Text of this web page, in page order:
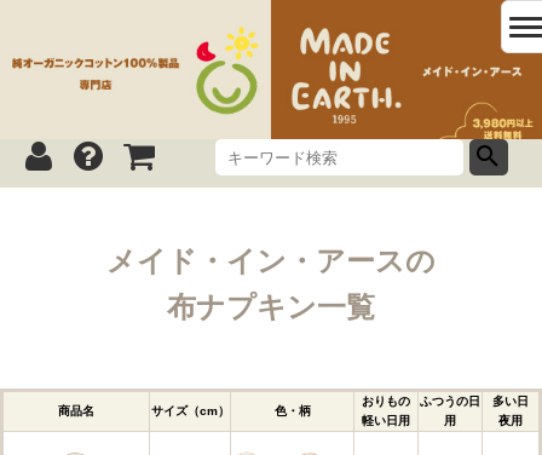
メイド・イン・アースの
布ナプキン一覧
商品名 サイズ（cm） 色・柄
おりもの
軽い日用
ふつうの日
用
多い日
夜用